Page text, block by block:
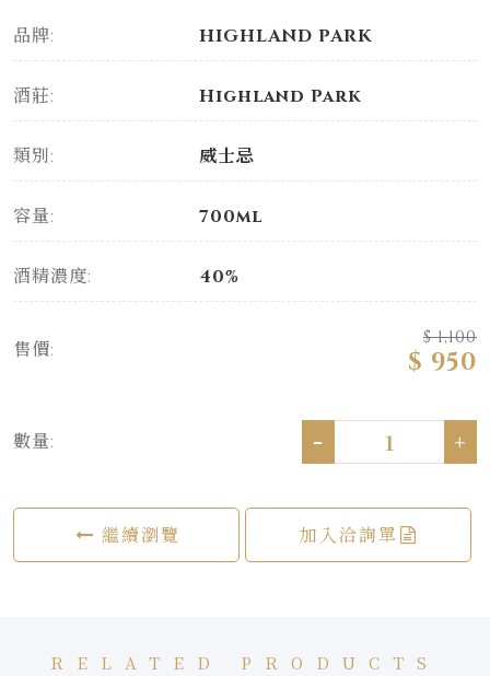
品牌: HIGHLAND PARK
酒莊: Highland Park
類別: 威士忌
容量: 700ml
酒精濃度: 40%
售價:
$ 1,100
$ 950
數量: - +
繼續瀏覽 加入洽詢單
RELATED PRODUCTS